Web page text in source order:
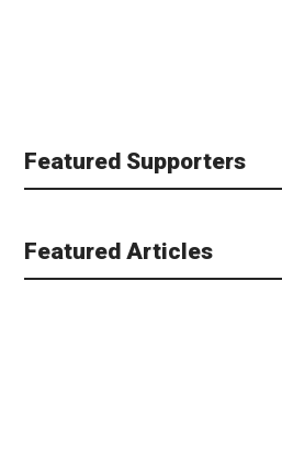
Featured Supporters
Featured Articles